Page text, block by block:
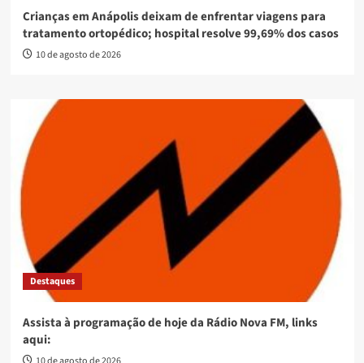
Crianças em Anápolis deixam de enfrentar viagens para
tratamento ortopédico; hospital resolve 99,69% dos casos
10 de agosto de 2026
Destaques
Assista à programação de hoje da Rádio Nova FM, links
aqui: